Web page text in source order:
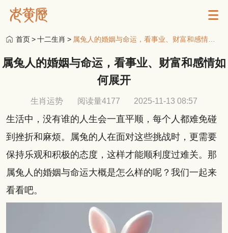
首页>十二生肖 > 属兔人的婚姻与命运，看事业、财富和感情如何展开
属兔人的婚姻与命运，看事业、财富和感情如
何展开
生肖运势 阅读量4177 2025-11-13 08:57
生活中，没有谁的人生会一直平顺，每个人都难免碰
到挫折和麻烦。属兔的人在面对这些挑战时，更需要
保持乐观和积极的态度，这样才能顺利度过难关。那
属兔人的婚姻与命运大概是怎么样的呢？我们一起来
看看吧。